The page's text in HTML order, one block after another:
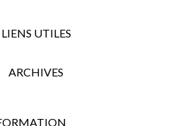
LIENS UTILES
ARCHIVES